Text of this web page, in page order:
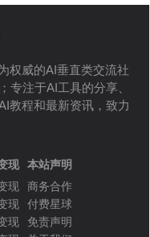
权威的AI垂直类交流社
专注于AI工具的分享、
教程和最新资讯，致力
现
现
现
现
本站声明
商务合作
付费星球
免责声明